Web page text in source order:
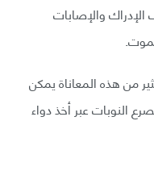
والإصابات
من هذه المعاناة يمكن
النوبات عبر أخذ دواء